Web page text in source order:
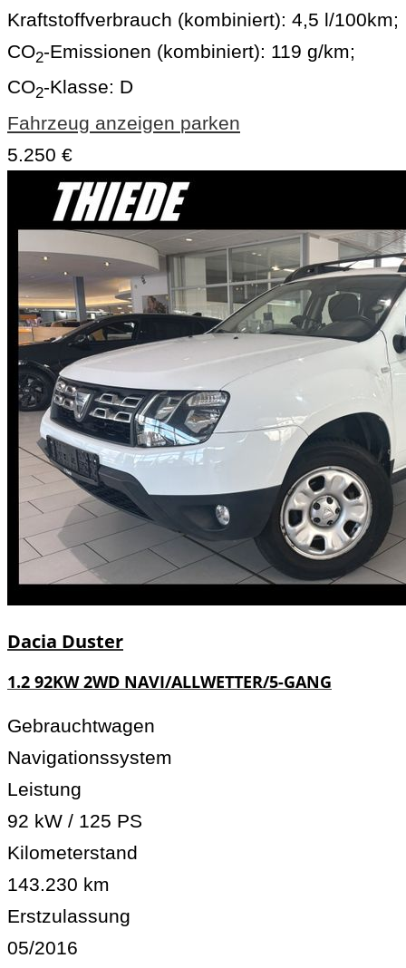
Kraftstoffverbrauch (kombiniert): 4,5 l/100km;
CO2-Emissionen (kombiniert): 119 g/km;
CO2-Klasse: D
Fahrzeug anzeigen parken
5.250 €
Dacia Duster
1.2 92KW 2WD NAVI/ALLWETTER/5-GANG
Gebrauchtwagen
Navigationssystem
Leistung
92 kW / 125 PS
Kilometerstand
143.230 km
Erstzulassung
05/2016